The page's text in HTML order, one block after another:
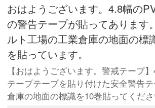
おはようございます。4.8幅の
の警告テープが貼ってあります
ルト工場の工業倉庫の地面の標
を貼っています。
【おはようございます。警戒テープ
テープテープを貼り付けた安全警告
倉庫の地面の標識を10巻貼ってくださ